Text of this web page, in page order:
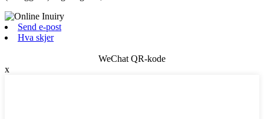
Send e-post
Hva skjer
WeChat QR-kode
x